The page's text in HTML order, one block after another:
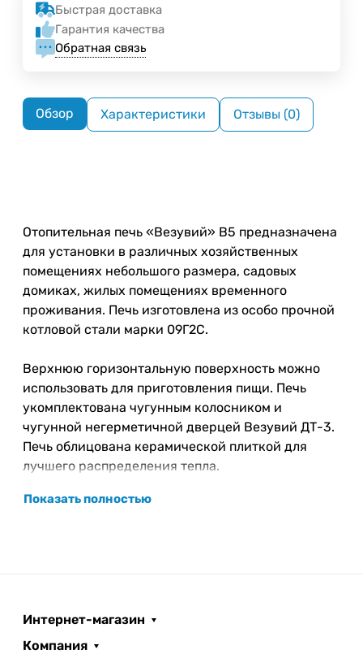
Быстрая доставка
Гарантия качества
Обратная связь
Обзор Характеристики Отзывы (0)
Отопительная печь «Везувий» В5 предназначена
для установки в различных хозяйственных
помещениях небольшого размера, садовых
домиках, жилых помещениях временного
проживания. Печь изготовлена из особо прочной
котловой стали марки 09Г2С.
Верхнюю горизонтальную поверхность можно
использовать для приготовления пищи. Печь
укомплектована чугунным колосником и
чугунной негерметичной дверцей Везувий ДТ-3.
Печь облицована керамической плиткой для
лучшего распределения тепла.
Показать полностью
Интернет-магазин
Компания